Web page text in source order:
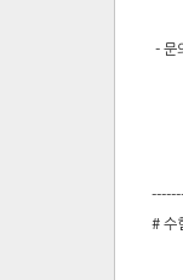
- 문
학
# 수